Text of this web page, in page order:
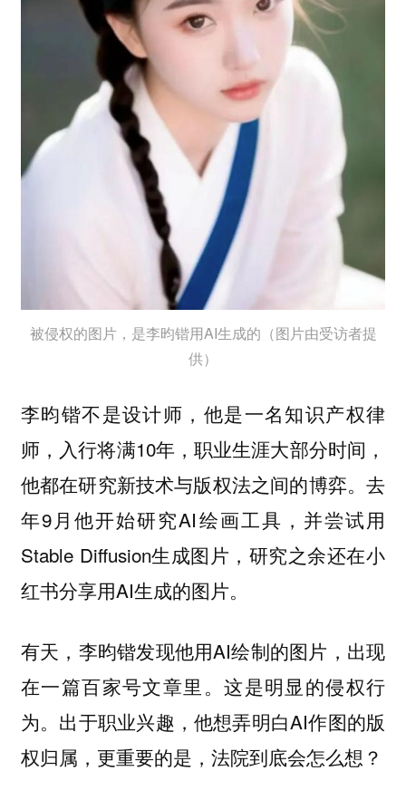
被侵权的图片，是李昀锴用AI生成的（图片由受访者提
供）
李昀锴不是设计师，他是一名知识产权律
师，入行将满10年，职业生涯大部分时间，
他都在研究新技术与版权法之间的博弈。去
年9月他开始研究AI绘画工具，并尝试用
Stable Diffusion生成图片，研究之余还在小
红书分享用AI生成的图片。
有天，李昀锴发现他用AI绘制的图片，出现
在一篇百家号文章里。这是明显的侵权行
为。出于职业兴趣，他想弄明白AI作图的版
权归属，更重要的是，法院到底会怎么想？